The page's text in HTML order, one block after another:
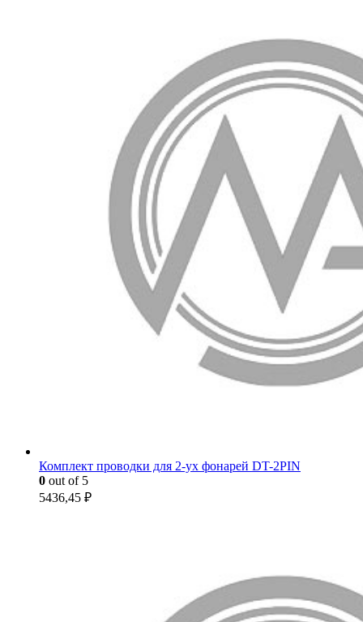
Комплект проводки для 2-ух фонарей DT-2PIN
0 out of 5
5436,45 ₽